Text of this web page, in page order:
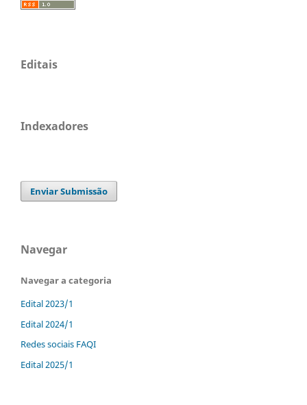
Editais
Indexadores
Enviar Submissão
Navegar
Navegar a categoria
Edital 2023/1
Edital 2024/1
Redes sociais FAQI
Edital 2025/1